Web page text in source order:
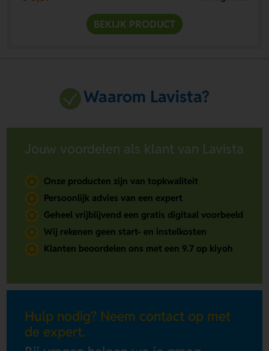
BEKIJK PRODUCT
Waarom Lavista?
Jouw voordelen als klant van Lavista
Onze producten zijn van topkwaliteit
Persoonlijk advies van een expert
Geheel vrijblijvend een gratis digitaal voorbeeld
Wij rekenen geen start- en instelkosten
Klanten beoordelen ons met een 9.7 op kiyoh
Hulp nodig? Neem contact op met
de expert.